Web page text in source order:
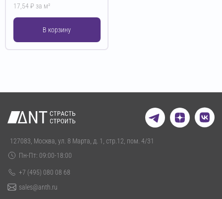
17,54 ₽ за м²
В корзину
127083, Москва, ул. 8 Марта, д. 1, стр.12, пом. 4/31
Пн-Пт: 09:00-18:00
+7 (495) 080 08 68
sales@anth.ru